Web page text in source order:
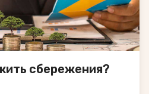
сбережения?